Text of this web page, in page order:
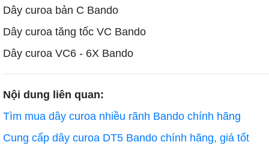
Dây curoa bản C Bando
Dây curoa tăng tốc VC Bando
Dây curoa VC6 - 6X Bando
Nội dung liên quan:
Tìm mua dây curoa nhiều rãnh Bando chính hãng
Cung cấp dây curoa DT5 Bando chính hãng, giá tốt